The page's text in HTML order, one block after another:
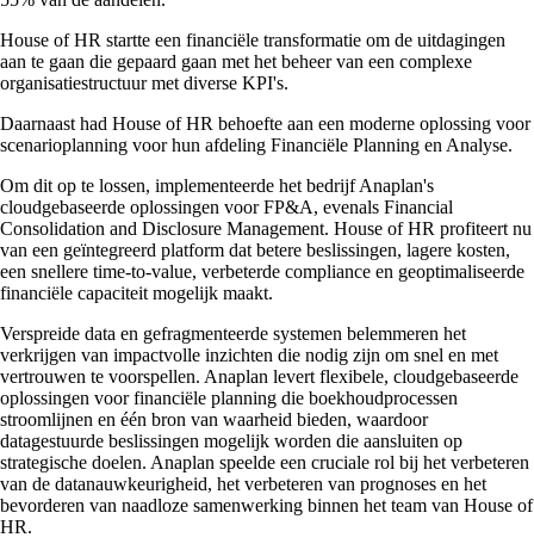
House of HR startte een financiële transformatie om de uitdagingen
aan te gaan die gepaard gaan met het beheer van een complexe
organisatiestructuur met diverse KPI's.
Daarnaast had House of HR behoefte aan een moderne oplossing voor
scenarioplanning voor hun afdeling Financiële Planning en Analyse.
Om dit op te lossen, implementeerde het bedrijf Anaplan's
cloudgebaseerde oplossingen voor FP&A, evenals Financial
Consolidation and Disclosure Management. House of HR profiteert nu
van een geïntegreerd platform dat betere beslissingen, lagere kosten,
een snellere time-to-value, verbeterde compliance en geoptimaliseerde
financiële capaciteit mogelijk maakt.
Verspreide data en gefragmenteerde systemen belemmeren het
verkrijgen van impactvolle inzichten die nodig zijn om snel en met
vertrouwen te voorspellen. Anaplan levert flexibele, cloudgebaseerde
oplossingen voor financiële planning die boekhoudprocessen
stroomlijnen en één bron van waarheid bieden, waardoor
datagestuurde beslissingen mogelijk worden die aansluiten op
strategische doelen. Anaplan speelde een cruciale rol bij het verbeteren
van de datanauwkeurigheid, het verbeteren van prognoses en het
bevorderen van naadloze samenwerking binnen het team van House of
HR.